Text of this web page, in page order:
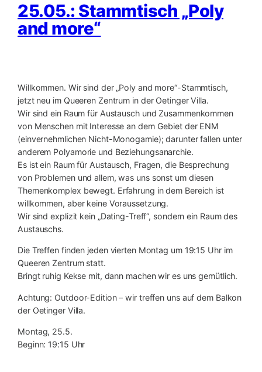
25.05.: Stammtisch „Poly
and more“
Willkommen. Wir sind der „Poly and more“-Stammtisch,
jetzt neu im Queeren Zentrum in der Oetinger Villa.
Wir sind ein Raum für Austausch und Zusammenkommen
von Menschen mit Interesse an dem Gebiet der ENM
(einvernehmlichen Nicht-Monogamie); darunter fallen unter
anderem Polyamorie und Beziehungsanarchie.
Es ist ein Raum für Austausch, Fragen, die Besprechung
von Problemen und allem, was uns sonst um diesen
Themenkomplex bewegt. Erfahrung in dem Bereich ist
willkommen, aber keine Voraussetzung.
Wir sind explizit kein „Dating-Treff“, sondern ein Raum des
Austauschs.
Die Treffen finden jeden vierten Montag um 19:15 Uhr im
Queeren Zentrum statt.
Bringt ruhig Kekse mit, dann machen wir es uns gemütlich.
Achtung: Outdoor-Edition – wir treffen uns auf dem Balkon
der Oetinger Villa.
Montag, 25.5.
Beginn: 19:15 Uhr